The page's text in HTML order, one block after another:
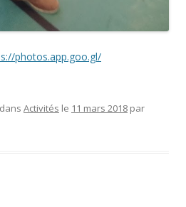
photos.app.goo.gl/
Activités le 11 mars 2018 par